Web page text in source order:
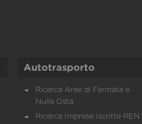
Autotrasporto
Ricerca Aree di Fermata e
Nulla Osta
Ricerca Imprese Iscritte REN